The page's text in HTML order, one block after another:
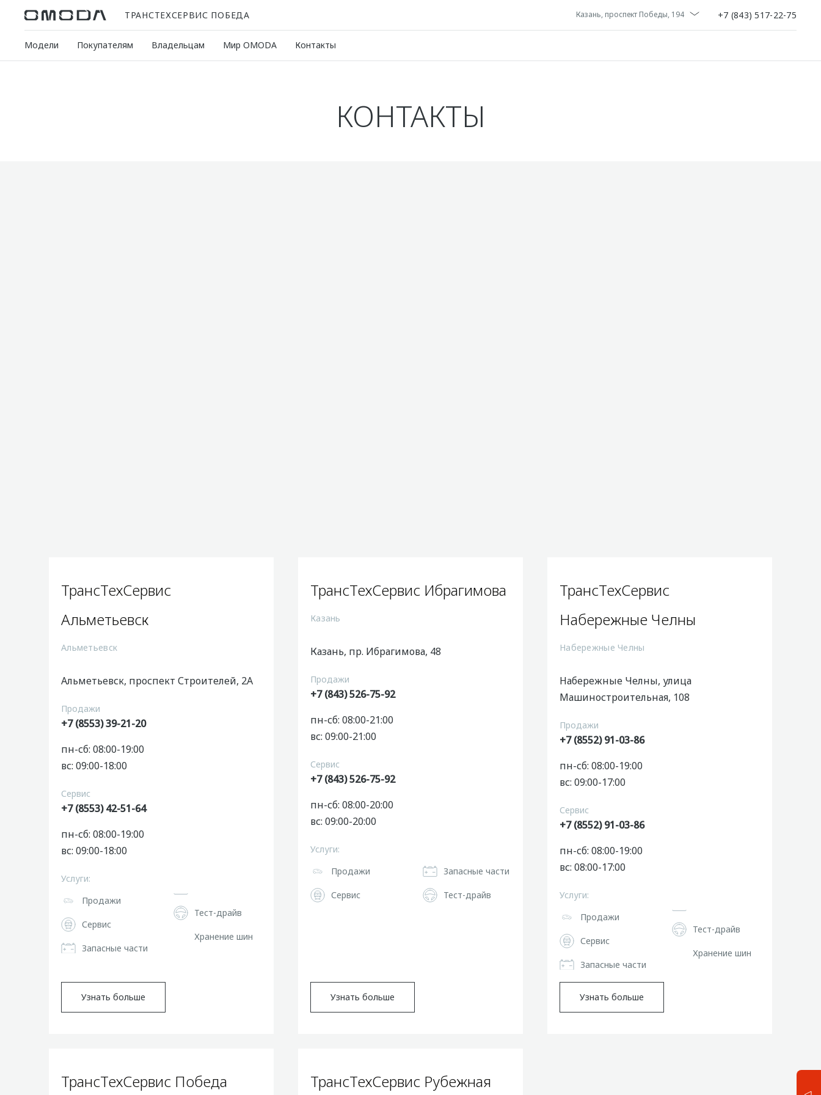
ТРАНСТЕХСЕРВИС ПОБЕДА Казань, проспект Победы, 194 +7 (843) 517-22-75
Модели Покупателям Владельцам Мир OMODA Контакты
КОНТАКТЫ
ТрансТехСервис
Альметьевск
Альметьевск
Альметьевск, проспект Строителей, 2А
Продажи
+7 (8553) 39-21-20
пн-сб: 08:00-19:00
вс: 09:00-18:00
Сервис
+7 (8553) 42-51-64
пн-сб: 08:00-19:00
вс: 09:00-18:00
Услуги:
Продажи
Сервис
Запасные части
Тест-драйв
Хранение шин
Узнать больше
ТрансТехСервис Ибрагимова
Казань
Казань, пр. Ибрагимова, 48
Продажи
+7 (843) 526-75-92
пн-сб: 08:00-21:00
вс: 09:00-21:00
Сервис
+7 (843) 526-75-92
пн-сб: 08:00-20:00
вс: 09:00-20:00
Услуги:
Продажи
Сервис
Запасные части
Тест-драйв
Узнать больше
ТрансТехСервис
Набережные Челны
Набережные Челны
Набережные Челны, улица
Машиностроительная, 108
Продажи
+7 (8552) 91-03-86
пн-сб: 08:00-19:00
вс: 09:00-17:00
Сервис
+7 (8552) 91-03-86
пн-сб: 08:00-19:00
вс: 08:00-17:00
Услуги:
Продажи
Сервис
Запасные части
Тест-драйв
Хранение шин
Узнать больше
ТрансТехСервис Победа ТрансТехСервис Рубежная